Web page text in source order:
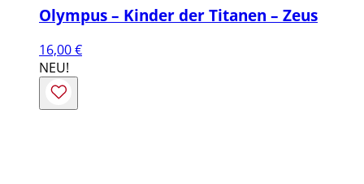
Olympus – Kinder der Titanen – Zeus
16,00€
NEU!